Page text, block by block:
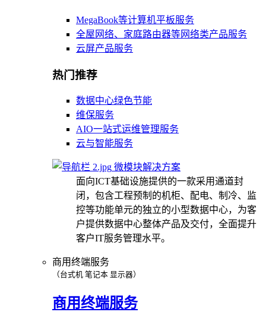
MegaBook等计算机平板服务
全屋网络、家庭路由器等网络类产品服务
云屏产品服务
热门推荐
数据中心绿色节能
维保服务
AIO一站式运维管理服务
云与智能服务
微模块解决方案
面向ICT基础设施提供的一款采用通道封
闭，包含工程预制的机柜、配电、制冷、监
控等功能单元的独立的小型数据中心，为客
户提供数据中心整体产品及交付，全面提升
客户IT服务管理水平。
商用终端服务
（台式机 笔记本 显示器）
商用终端服务